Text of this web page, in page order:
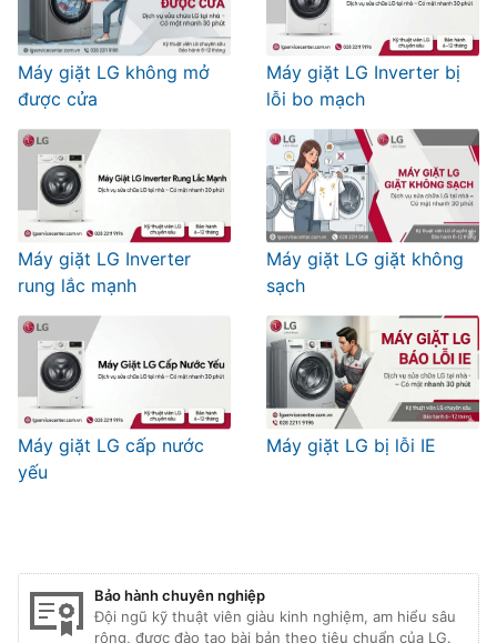
Máy giặt LG không mở
được cửa
Máy giặt LG Inverter bị
lỗi bo mạch
Máy giặt LG Inverter
rung lắc mạnh
Máy giặt LG giặt không
sạch
Máy giặt LG cấp nước
yếu
Máy giặt LG bị lỗi IE
Bảo hành chuyên nghiệp
Đội ngũ kỹ thuật viên giàu kinh nghiệm, am hiểu sâu
rộng, được đào tạo bài bản theo tiêu chuẩn của LG.